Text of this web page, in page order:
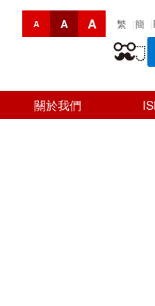
A A A 繁 簡
關於我們